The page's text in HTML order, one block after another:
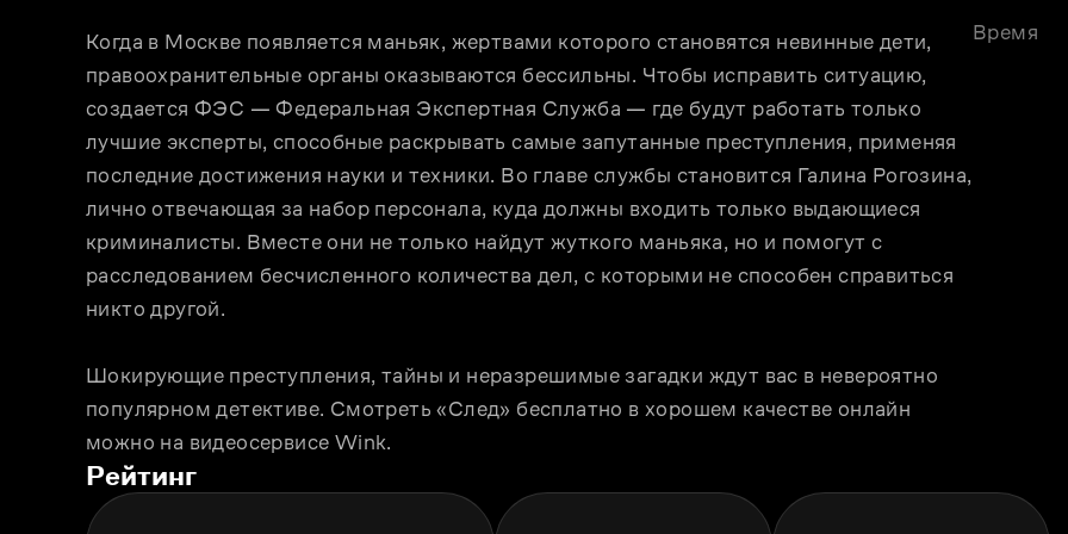
Когда в Москве появляется маньяк, жертвами которого становятся невинные дети,
правоохранительные органы оказываются бессильны. Чтобы исправить ситуацию,
создается ФЭС — Федеральная Экспертная Служба — где будут работать только
лучшие эксперты, способные раскрывать самые запутанные преступления, применяя
последние достижения науки и техники. Во главе службы становится Галина Рогозина,
лично отвечающая за набор персонала, куда должны входить только выдающиеся
криминалисты. Вместе они не только найдут жуткого маньяка, но и помогут с
расследованием бесчисленного количества дел, с которыми не способен справиться
никто другой.
Шокирующие преступления, тайны и неразрешимые загадки ждут вас в невероятно
популярном детективе. Смотреть «След» бесплатно в хорошем качестве онлайн
можно на видеосервисе Wink.
Время
Рейтинг